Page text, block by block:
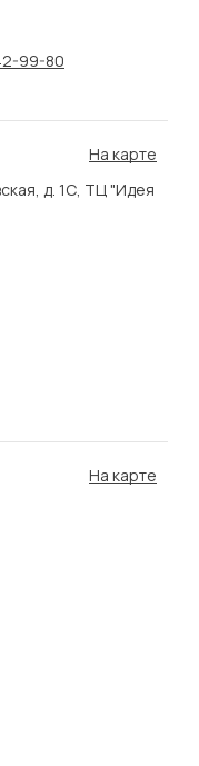
99-80
На карте
д. 1С, ТЦ "Идея
На карте